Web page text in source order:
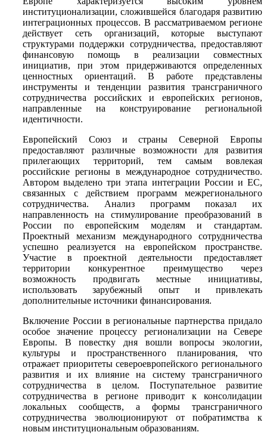
институционализации, сложившейся благодаря развитию
интеграционных процессов. В рассматриваемом регионе
действует сеть организаций, которые выступают
структурами поддержки сотрудничества, предоставляют
финансовую помощь в реализации совместных
инициатив, при этом придерживаются определенных
ценностных ориентаций. В работе представлены
инструменты и тенденции развития трансграничного
сотрудничества российских и европейских регионов,
направленные на конструирование региональной
идентичности.
Европейский Союз и страны Северной Европы
предоставляют различные возможности для развития
прилегающих территорий, тем самым вовлекая
российские регионы в международное сотрудничество.
Автором выделено три этапа интеграции России и ЕС,
связанных с действием программ межрегионального
сотрудничества. Анализ программ показал их
направленность на стимулирование преобразований в
России по европейским моделям и стандартам.
Проектный механизм международного сотрудничества
успешно реализуется на европейском пространстве.
Участие в проектной деятельности предоставляет
территории конкурентное преимущество через
возможность продвигать местные инициативы,
использовать зарубежный опыт и привлекать
дополнительные источники финансирования.
Включение России в региональные партнерства придало
особое значение процессу регионализации на Севере
Европы. В повестку дня вошли вопросы экологии,
культуры и пространственного планирования, что
отражает приоритеты североевропейского регионального
развития и их влияние на систему трансграничного
сотрудничества в целом. Поступательное развитие
сотрудничества в регионе приводит к консолидации
локальных сообществ, а формы трансграничного
сотрудничества эволюционируют от побратимства к
новым институциональным образованиям.